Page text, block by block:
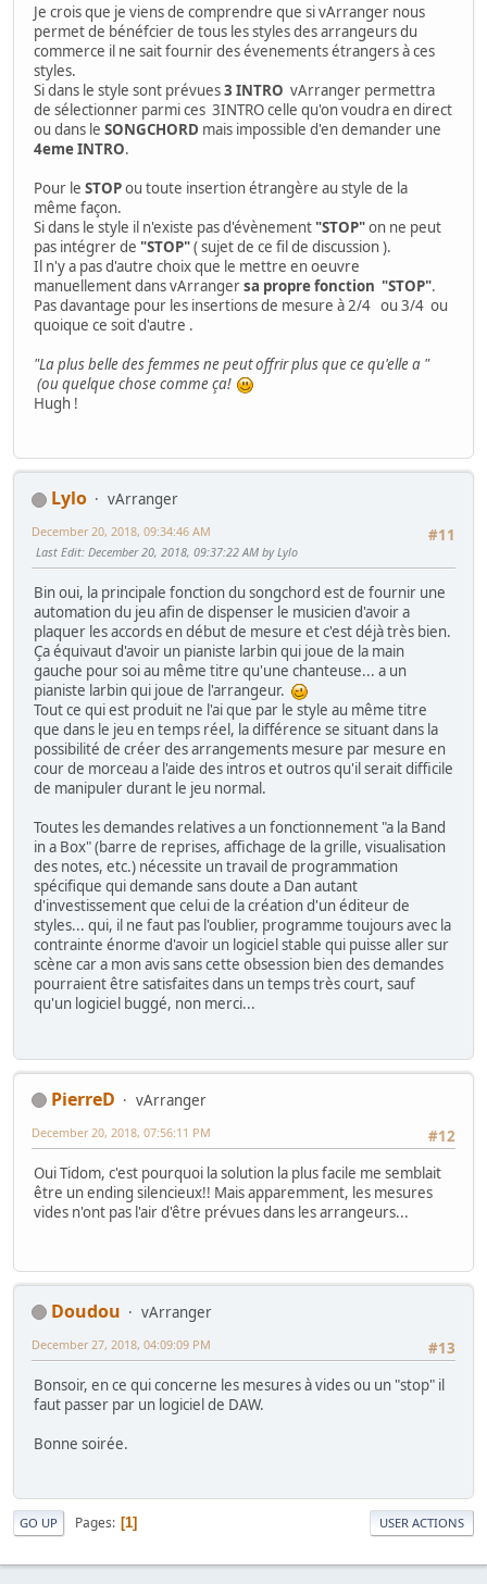
Je crois que je viens de comprendre que si vArranger nous
permet de bénéfcier de tous les styles des arrangeurs du
commerce il ne sait fournir des évenements étrangers à ces
styles.
Si dans le style sont prévues3 INTRO vArranger permettra
de sélectionner parmi ces 3INTRO celle qu'on voudra en direct
ou dans le SONGCHORD mais impossible d'en demander une
4eme INTRO.
Pour le STOPou toute insertion étrangère au style de la
même façon.
Si dans le style il n'existe pas d'évènement "STOP"on ne peut
pas intégrer de "STOP"( sujet de ce fil de discussion ).
Il n'y a pas d'autre choix que le mettre en oeuvre
manuellement dans vArrangersa propre fonction "STOP".
Pas davantage pour les insertions de mesure à 2/4 ou 3/4 ou
quoique ce soit d'autre .
"La plus belle des femmes ne peut offrir plus que ce qu'elle a "
(ou quelque chose comme ça!
Hugh !
Lylo
vArranger
#11
December 20, 2018, 09:34:46 AM
Last Edit: December 20, 2018, 09:37:22 AM by Lylo
Bin oui, la principale fonction du songchord est de fournir une
automation du jeu afin de dispenser le musicien d'avoir a
plaquer les accords en début de mesure et c'est déjà très bien.
Ça équivaut d'avoir un pianiste larbin qui joue de la main
gauche pour soi au même titre qu'une chanteuse... a un
pianiste larbin qui joue de l'arrangeur.
Tout ce qui est produit ne l'ai que par le style au même titre
que dans le jeu en temps réel, la différence se situant dans la
possibilité de créer des arrangements mesure par mesure en
cour de morceau a l'aide des intros et outros qu'il serait difficile
de manipuler durant le jeu normal.
Toutes les demandes relatives a un fonctionnement "a la Band
in a Box" (barre de reprises, affichage de la grille, visualisation
des notes, etc.) nécessite un travail de programmation
spécifique qui demande sans doute a Dan autant
d'investissement que celui de la création d'un éditeur de
styles... qui, il ne faut pas l'oublier, programme toujours avec la
contrainte énorme d'avoir un logiciel stable qui puisse aller sur
scène car a mon avis sans cette obsession bien des demandes
pourraient être satisfaites dans un temps très court, sauf
qu'un logiciel buggé, non merci...
PierreD
vArranger
#12
December 20, 2018, 07:56:11 PM
Oui Tidom, c'est pourquoi la solution la plus facile me semblait
être un ending silencieux!! Mais apparemment, les mesures
vides n'ont pas l'air d'être prévues dans les arrangeurs...
Doudou
vArranger
#13
December 27, 2018, 04:09:09 PM
Bonsoir, en ce qui concerne les mesures à vides ou un "stop" il
faut passer par un logiciel de DAW.
Bonne soirée.
GO UP Pages 1 USER ACTIONS